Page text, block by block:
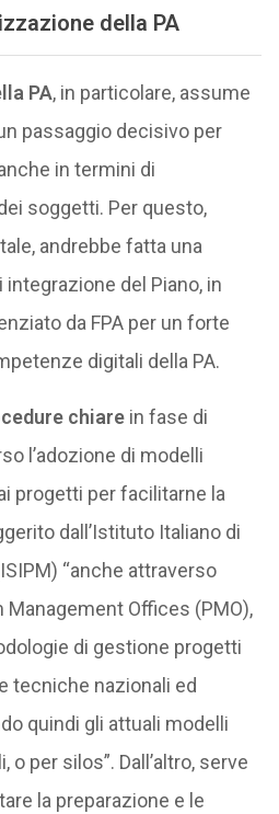
della PA
PA, in particolare, assume
passaggio decisivo per
in termini di
soggetti. Per questo,
andrebbe fatta una
del Piano, in
da FPA per un forte
digitali della PA.
chiarein fase di
l’adozione di modelli
progetti per facilitarne la
dall’Istituto Italiano di
“anche attraverso
Management Offices (PMO),
di gestione progetti
tecniche nazionali ed
quindi gli attuali modelli
per silos”. Dall’altro, serve
la preparazione e le